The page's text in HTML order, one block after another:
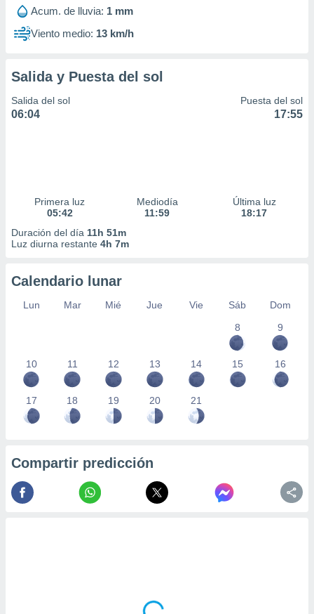
perfiles
utilizar
uso de
o a través
de
de
uso de
e
mediante
publicidad
publicidad
de
Acum. de lluvia: 1 mm
Viento medio: 13 km/h
Salida y Puesta del sol
Salida del sol
06:04
Puesta del sol
17:55
Primera luz
05:42
Mediodía
11:59
Última luz
18:17
Duración del día 11h 51m
Luz diurna restante 4h 7m
Calendario lunar
Lun Mar Mié Jue Vie Sáb
Dom
8
9
10 11 12 13 14 15 16
17 18 19 20 21
Compartir predicción